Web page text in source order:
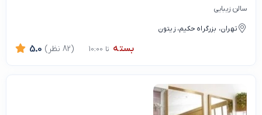
سالن زیبایی
تهران، بزرگراه حکیم، زیتون
بسته تا 10:00 5.0 (82 نظر)